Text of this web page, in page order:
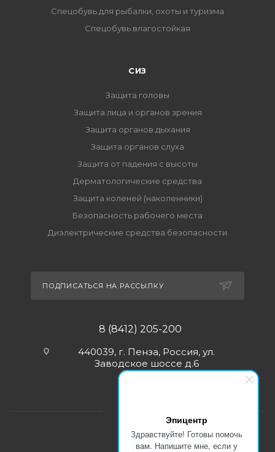
Эпицентр
Здравствуйте! Готовы помочь
вам. Напишите мне, если у
Спецобувь для рыбалки, охоты и туризма
Спецобувь влагостойкая
СИЗ
Защита головы
Защита лица и органов зрения
Защита органов дыхания
Защита органов слуха
Защита от падения с высоты
Дерматологические средства
Защита коленей (наколенники)
Безопасность рабочего места
Диэлектрические средства безопасности
ПОДПИСАТЬСЯ НА РАССЫЛКУ
8 (8412) 205-200
440039, г. Пенза, Россия, ул.
Заводское шоссе д.6